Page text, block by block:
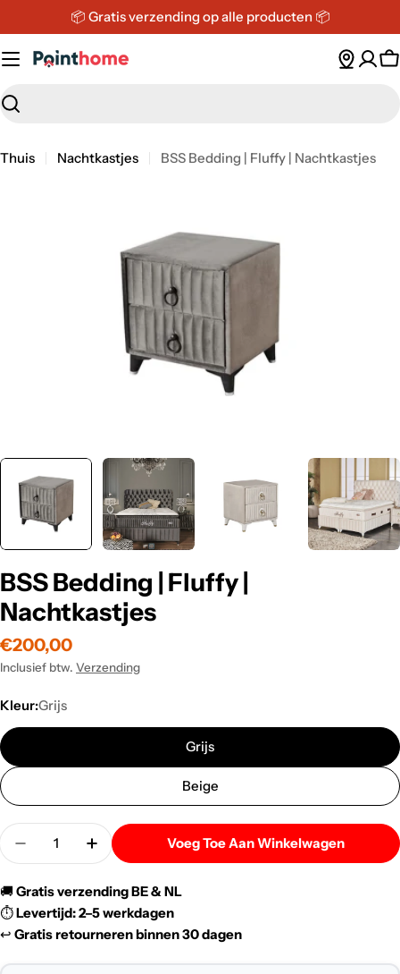
direct
naar
inhoud
📦 Gratis verzending op alle producten 📦
Zoeken
Thuis Nachtkastjes
BSS Bedding | Fluffy | Nachtkastjes
de media 0 in een modaal venster.
BSS Bedding | Fluffy |
Nachtkastjes
Normale
prijs
€200,00
Inclusief btw. Verzending
Kleur:Grijs
Grijs
Beige
Menigte
Verlaag De Hoeveelheid Voor BSS Bedding |
Verhoog De Hoeveelheid Voor BSS
Voeg Toe Aan Winkelwagen
🚚 Gratis verzending BE & NL
⏱️Levertijd: 2–5 werkdagen
↩️ Gratis retourneren binnen 30 dagen